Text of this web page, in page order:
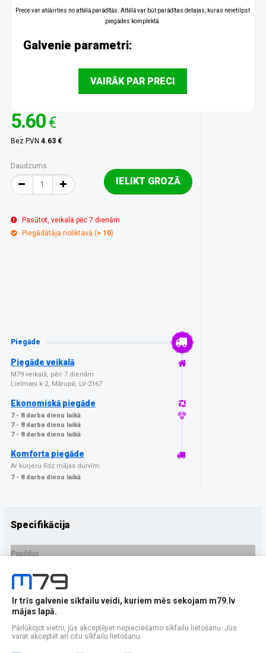
Prece var atšķirties no attēlā parādītās. Attēlā var būt parādītas detaļas, kuras neietilpst
piegādes komplektā.
Galvenie parametri:
VAIRĀK PAR PRECI
5.60 €
Bez PVN 4.63 €
Daudzums
IELIKT GROZĀ
Pasūtot, veikalā pēc 7 dienām
Piegādātāja noliktavā (> 10)
Piegāde
Piegāde veikalā
M79 veikalā, pēc 7 dienām
Lielmaņi k-2, Mārupē, LV-2167
Ekonomiskā piegāde
7 - 8 darba dienu laikā
7 - 8 darba dienu laikā
7 - 8 darba dienu laikā
Komforta piegāde
Ar kurjeru līdz mājas durvīm:
7 - 8 darba dienu laikā
Specifikācija
Papildus
Ražotājs
PRECES APRAKSTS
EAN - 5906146490185
Ir trīs galvenie sīkfailu veidi, kuriem mēs sekojam m79.lv
mājas lapā.
Pārlūkojot vietni, jūs akceptējiet nepieciešamo sīkfailu lietošanu. Jūs
varat akceptēt arī citu sīkfailu lietošanu.